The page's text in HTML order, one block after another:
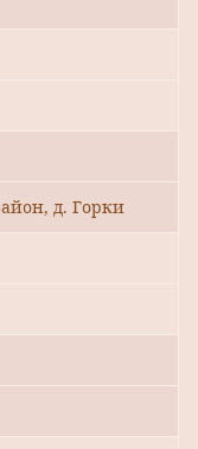
д. Горки